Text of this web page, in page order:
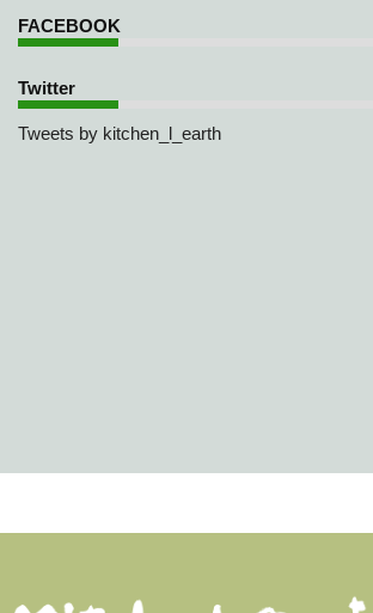
FACEBOOK
Twitter
Tweets by kitchen_l_earth